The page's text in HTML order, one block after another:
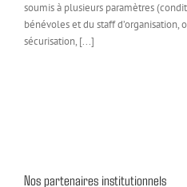
soumis à plusieurs paramètres
bénévoles et du staff d’organisation,
sécurisation, [...]
Nos partenaires institutionnels